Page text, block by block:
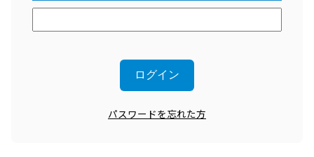
パスワードを忘れた方